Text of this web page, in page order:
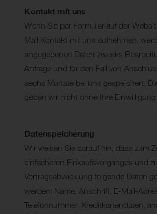
Kontakt mit uns
Wenn Sie per Formular auf der
Mail Kontakt mit uns aufnehmen,
angegebenen Daten zwecks
Anfrage und für den Fall von
sechs Monate bei uns gespeichert.
geben wir nicht ohne Ihre Einwilligung
Datenspeicherung
Wir weisen Sie darauf hin, dass zum
einfacheren Einkaufsvorganges und
Vertragsabwicklung folgende Daten
werden: Name, Anschrift, E-Mail-
Telefonnummer, Kreditkartendaten,